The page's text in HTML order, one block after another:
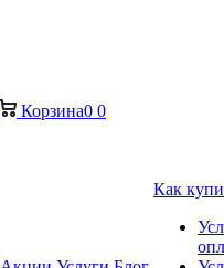
Корзина0 0
Как